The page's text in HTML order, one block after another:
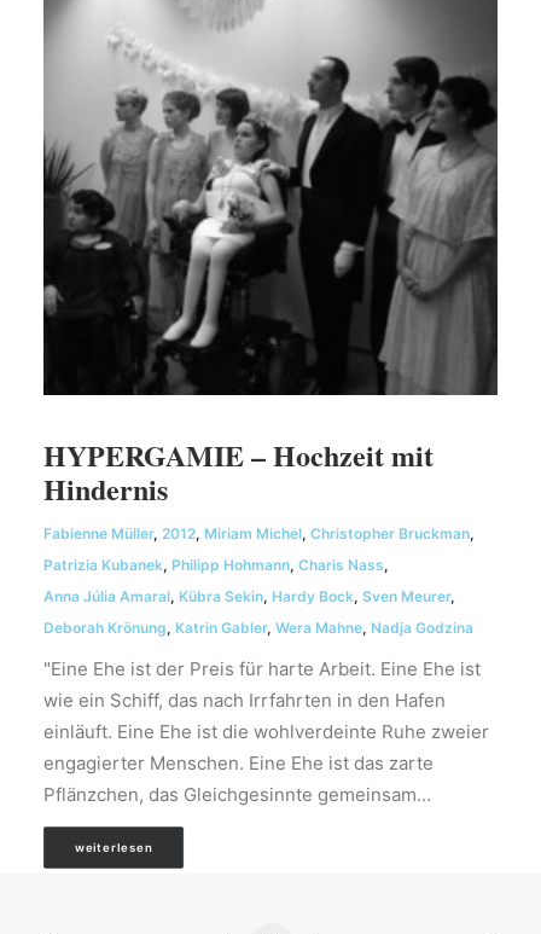
HYPERGAMIE – Hochzeit mit
Hindernis
Fabienne Müller, 2012, Miriam Michel, Christopher Bruckman,
Patrizia Kubanek, Philipp Hohmann, Charis Nass,
Anna Júlia Amaral, Kübra Sekin, Hardy Bock, Sven Meurer,
Deborah Krönung, Katrin Gabler, Wera Mahne, Nadja Godzina
"Eine Ehe ist der Preis für harte Arbeit. Eine Ehe ist
wie ein Schiff, das nach Irrfahrten in den Hafen
einläuft. Eine Ehe ist die wohlverdeinte Ruhe zweier
engagierter Menschen. Eine Ehe ist das zarte
Pflänzchen, das Gleichgesinnte gemeinsam…
weiterlesen